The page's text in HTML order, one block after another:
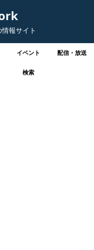
報サイト
イベント 配信・放送
検索